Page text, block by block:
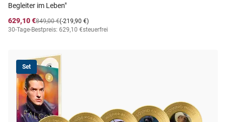
Begleiter im Leben"
629,10 €
(-219,90 €)
849,00 €
30-Tage-Bestpreis: 629,10 €steuerfrei
Set